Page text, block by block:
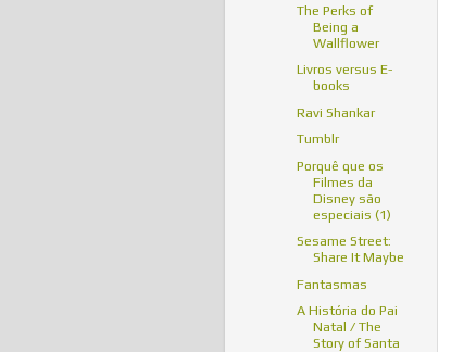
The Perks of
Being a
Wallflower
Livros versus E-
books
Ravi Shankar
Tumblr
Porquê que os
Filmes da
Disney são
especiais (1)
Sesame Street:
Share It Maybe
Fantasmas
A História do Pai
Natal / The
Story of Santa